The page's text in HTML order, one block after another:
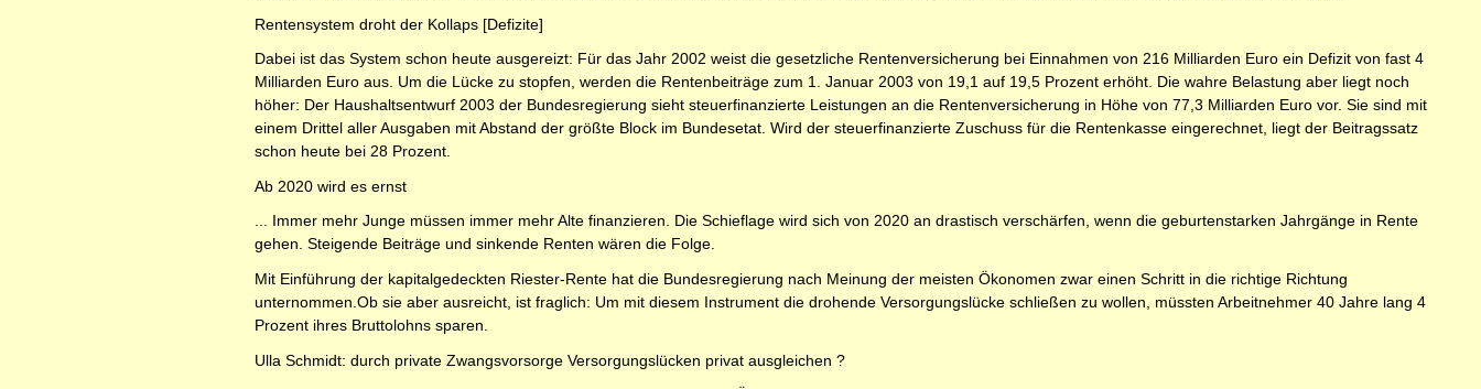
Rentensystem droht der Kollaps [Defizite]
Dabei ist das System schon heute ausgereizt: Für das Jahr 2002 weist die gesetzliche Rentenversicherung bei Einnahmen von 216 Milliarden Euro ein Defizit von fast 4
Milliarden Euro aus. Um die Lücke zu stopfen, werden die Rentenbeiträge zum 1. Januar 2003 von 19,1 auf 19,5 Prozent erhöht. Die wahre Belastung aber liegt noch
höher: Der Haushaltsentwurf 2003 der Bundesregierung sieht steuerfinanzierte Leistungen an die Rentenversicherung in Höhe von 77,3 Milliarden Euro vor. Sie sind mit
einem Drittel aller Ausgaben mit Abstand der größte Block im Bundesetat. Wird der steuerfinanzierte Zuschuss für die Rentenkasse eingerechnet, liegt der Beitragssatz
schon heute bei 28 Prozent.
Ab 2020 wird es ernst
... Immer mehr Junge müssen immer mehr Alte finanzieren. Die Schieflage wird sich von 2020 an drastisch verschärfen, wenn die geburtenstarken Jahrgänge in Rente
gehen. Steigende Beiträge und sinkende Renten wären die Folge.
Mit Einführung der kapitalgedeckten Riester-Rente hat die Bundesregierung nach Meinung der meisten Ökonomen zwar einen Schritt in die richtige Richtung
unternommen.Ob sie aber ausreicht, ist fraglich: Um mit diesem Instrument die drohende Versorgungslücke schließen zu wollen, müssten Arbeitnehmer 40 Jahre lang 4
Prozent ihres Bruttolohns sparen.
Ulla Schmidt: durch private Zwangsvorsorge Versorgungslücken privat ausgleichen ?